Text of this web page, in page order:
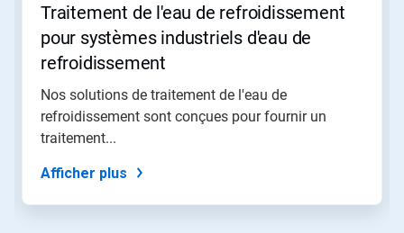
naviguer
sautez
diapositive
utilisant
points
navigation.
Traitement de l'eau de refroidissement
pour systèmes industriels d'eau de
refroidissement
Nos solutions de traitement de l'eau de
refroidissement sont conçues pour fournir un
traitement...
Afficher plus